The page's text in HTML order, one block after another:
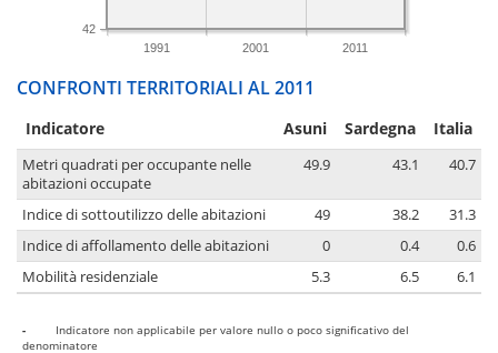
1991 2001 2011
42
CONFRONTI TERRITORIALI AL 2011
Indicatore Asuni Sardegna Italia
Metri quadrati per occupante nelle
abitazioni occupate
49.9 43.1 40.7
Indice di sottoutilizzo delle abitazioni 49 38.2
31.3
Indice di affollamento delle abitazioni
0 0.4
0.6
Mobilità residenziale
5.3 6.5 6.1
-
Indicatore non applicabile per valore nullo o poco significativo del
denominatore